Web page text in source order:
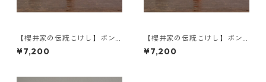
【櫻井家の伝統こけし】ボン
ボンニット帽 8-g〈山桜〉
¥7,200
【櫻井家の伝統こけし】ボン
ボンニット帽 8-e〈山桜〉
¥7,200